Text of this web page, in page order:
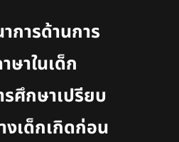
การด้านการ
ษาในเด็ก
ศึกษาเปรียบ
งเด็กเกิดก่อน